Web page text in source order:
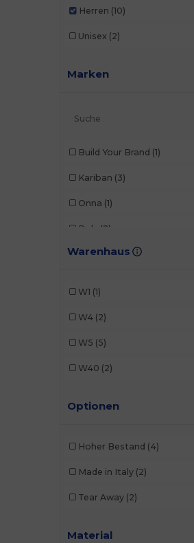
Herren (10)
Unisex (2)
Marken
Build Your Brand (1)
Kariban (3)
Onna (1)
Roly (2)
Spasso (1)
Warenhaus
W1 (1)
W4 (2)
W5 (5)
W40 (2)
Optionen
Hoher Bestand (4)
Made in Italy (2)
Tear Away (2)
Material